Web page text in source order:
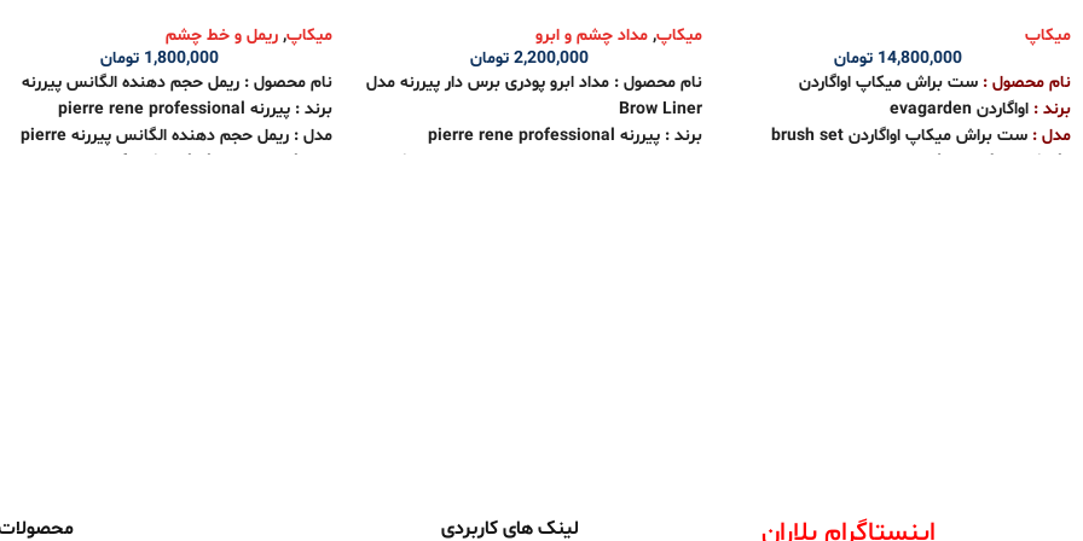
میکاپ
14,800,000 تومان
نام محصول : ست براش میکاپ اواگاردن
برند : اواگاردن evagarden
مدل :
ست براش میکاپ اواگاردن brush set
evagarden make up italy
میکاپ, مداد چشم و ابرو
2,200,000 تومان
نام محصول : مداد ابرو پودری برس دار پیررنه مدل
Brow Liner
برند : پیررنه pierre rene professional
Pirerre Rene
مناسب جهت کشیدن خطوط ابرو
میکاپ, ریمل و خط چشم
1,800,000 تومان
نام محصول : ریمل حجم دهنده الگانس پیررنه
برند : پیررنه pierre rene professional
مدل : ریمل حجم دهنده الگانس پیررنه pierre
rene professional Elegance Volume
اینستاگرام بلاران لینک های کاربردی